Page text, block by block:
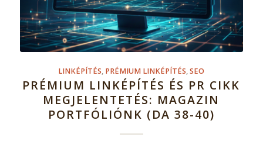
LINKÉPÍTÉS, PRÉMIUM LINKÉPÍTÉS,SEO
PRÉMIUM LINKÉPÍTÉS ÉS PR CIKK
MEGJELENTETÉS: MAGAZIN
PORTFÓLIÓNK (DA 38-40)